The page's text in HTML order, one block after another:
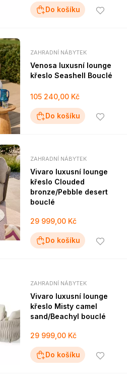
Do košíku
ZAHRADNÍ NÁBYTEK
Venosa luxusní lounge
křeslo Seashell Bouclé
105 240,00 Kč
Do košíku
ZAHRADNÍ NÁBYTEK
Vivaro luxusní lounge
křeslo Clouded
bronze/Pebble desert
bouclé
29 999,00 Kč
Do košíku
ZAHRADNÍ NÁBYTEK
Vivaro luxusní lounge
křeslo Misty camel
sand/Beachyl bouclé
29 999,00 Kč
Do košíku